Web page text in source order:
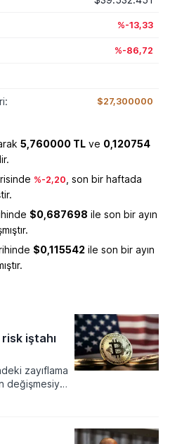
%-13,33
%-86,72
$27,300000
5,760000 TL ve 0,120754
%-2,20 , son bir haftada
$0,687698 ile son bir ayın
$0,115542 ile son bir ayın
iştahı
zayıflama
değişmesiyle
para
ve